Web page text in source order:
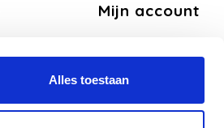
Alles toestaan
Mijn account
Mijn tickets
Mijn verlanglijst